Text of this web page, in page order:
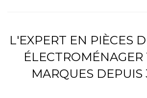
L'EXPERT EN PIÈCES
ÉLECTROMÉNAGER
MARQUES DEPUIS